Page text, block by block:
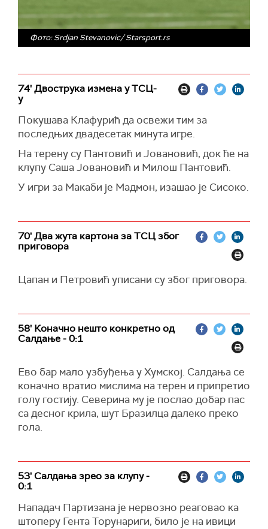
Фото: Srdjan Stevanovic/ Starsport.rs
74' Двострука измена у ТСЦ-
у
Покушава Клафурић да освежи тим за
последњих двадесетак минута игре.
На терену су Пантовић и Јовановић, док ће на
клупу Саша Јовановић и Милош Пантовић.
У игри за Макаби је Мадмон, изашао је Сисоко.
70' Два жута картона за ТСЦ због
приговора
Цапан и Петровић уписани су због приговора.
58' Коначно нешто конкретно од
Салдање - 0:1
Ево бар мало узбуђења у Хумској. Салдања се
коначно вратио мислима на терен и припретио
голу гостију. Северина му је послао добар пас
са десног крила, шут Бразилца далеко преко
гола.
53' Салдања зрео за клупу -
0:1
Нападач Партизана је нервозно реаговао ка
штоперу Гента Торунариги, било је на ивици